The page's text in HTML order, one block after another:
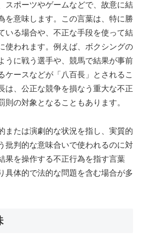
スポーツやゲームなどで、故意に結
を意味します。この言葉は、特に勝
いる場合や、不正な手段を使って結
使われます。例えば、ボクシングの
うに戦う選手や、競馬で結果が事前
ケースなどが「八百長」とされるこ
は、公正な競争を損なう重大な不正
則の対象となることもあります。
または演劇的な状況を指し、実質的
批判的な意味合いで使われるのに対
果を操作する不正行為を指す言葉
具体的で法的な問題を含む場合が多